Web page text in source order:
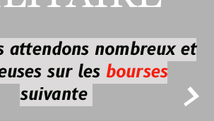

attendons nombreux et
sur les bourses
suivante